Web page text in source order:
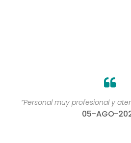
“Personal muy profesional y
05-AGO-